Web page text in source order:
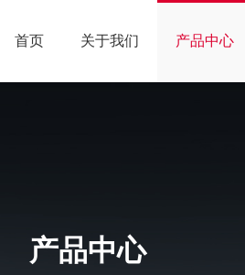
首页 关于我们 产品中心
产品中心